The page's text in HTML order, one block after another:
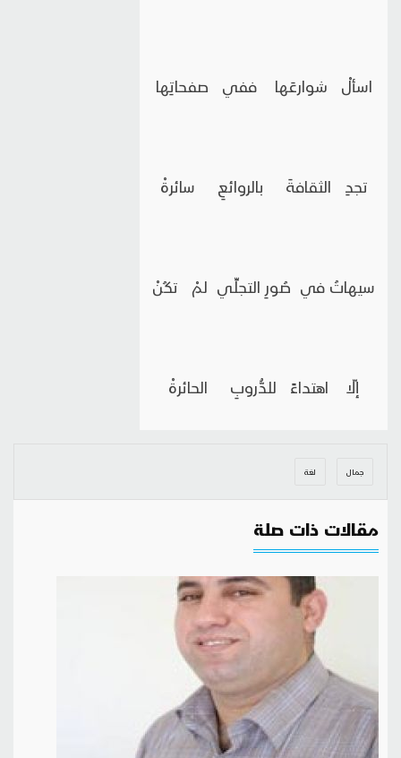
اسألْ شوارعَها ففي صفحاتِها
تجدِ الثقافةَ بالروائعِ سائرةْ
سيهاتُ في صُورِ التجلِّي لمْ تكُنْ
إلّا اهتداءً للدُّروبِ الحائرةْ
جمال لغة
مقالات ذات صلة